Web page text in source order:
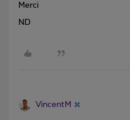
Merci
ND
VincentM